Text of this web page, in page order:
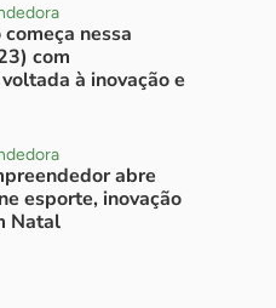
nessa
com
à inovação e
abre
esporte, inovação
Natal